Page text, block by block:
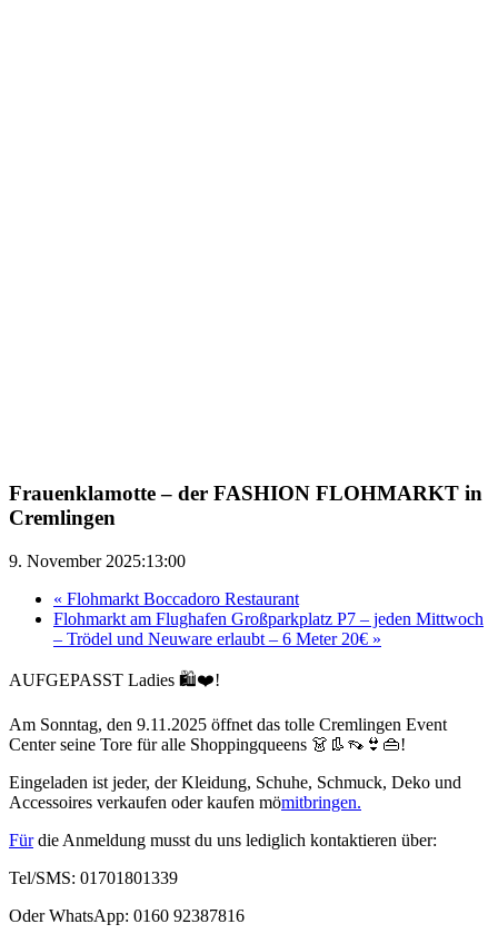
Frauenklamotte – der FASHION FLOHMARKT in
Cremlingen
9. November 2025:13:00
« Flohmarkt Boccadoro Restaurant
Flohmarkt am Flughafen Großparkplatz P7 – jeden Mittwoch
– Trödel und Neuware erlaubt – 6 Meter 20€ »
AUFGEPASST Ladies 🛍❤️!
Am Sonntag, den 9.11.2025 öffnet das tolle Cremlingen Event
Center seine Tore für alle Shoppingqueens 👗👢👡👙👜!
Eingeladen ist jeder, der Kleidung, Schuhe, Schmuck, Deko und
Accessoires verkaufen oder kaufen mömitbringen.
Fürdie Anmeldung musst du uns lediglich kontaktieren über:
Tel/SMS: 01701801339
Oder WhatsApp: 0160 92387816